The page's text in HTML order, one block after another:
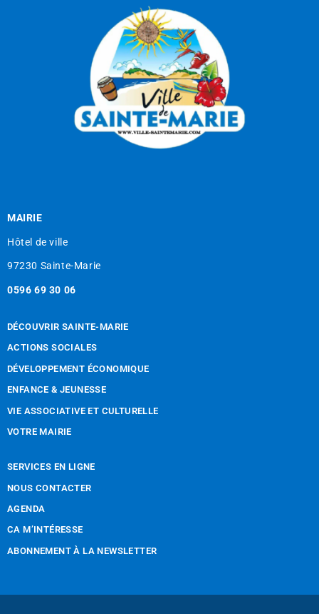
MAIRIE
Hôtel de ville
97230 Sainte-Marie
0596 69 30 06
DÉCOUVRIR SAINTE-MARIE
ACTIONS SOCIALES
DÉVELOPPEMENT ÉCONOMIQUE
ENFANCE & JEUNESSE
VIE ASSOCIATIVE ET CULTURELLE
VOTRE MAIRIE
SERVICES EN LIGNE
NOUS CONTACTER
AGENDA
CA M’INTÉRESSE
ABONNEMENT À LA NEWSLETTER